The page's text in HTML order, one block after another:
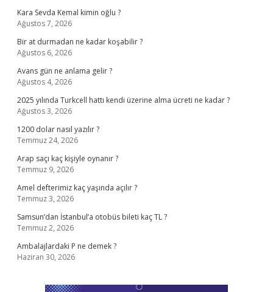
Kara Sevda Kemal kimin oğlu ?
Ağustos 7, 2026
Bir at durmadan ne kadar koşabilir ?
Ağustos 6, 2026
Avans gün ne anlama gelir ?
Ağustos 4, 2026
2025 yılında Turkcell hattı kendi üzerine alma ücreti ne kadar ?
Ağustos 3, 2026
1200 dolar nasıl yazılır ?
Temmuz 24, 2026
Arap saçı kaç kişiyle oynanır ?
Temmuz 9, 2026
Amel defterimiz kaç yaşında açılır ?
Temmuz 3, 2026
Samsun’dan İstanbul’a otobüs bileti kaç TL ?
Temmuz 2, 2026
Ambalajlardaki P ne demek ?
Haziran 30, 2026